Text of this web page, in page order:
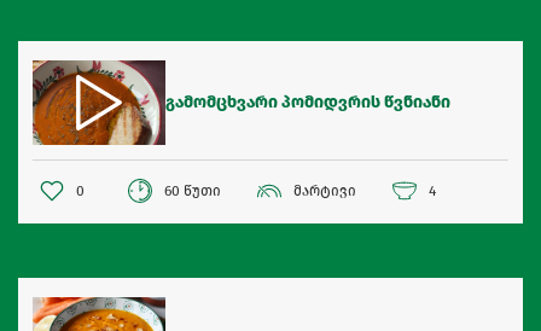
გამომცხვარი პომიდვრის წვნიანი
0 60 წუთი მარტივი 4